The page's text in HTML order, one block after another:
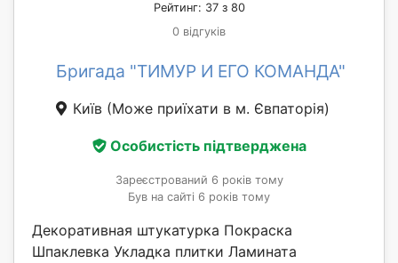
Рейтинг: 37 з 80
0 відгуків
Бригада "ТИМУР И ЕГО КОМАНДА"
Київ (Може приїхати в м. Євпаторія)
Особистість підтверджена
Зареєстрований 6 років тому
Був на сайті 6 років тому
Декоративная штукатурка Покраска
Шпаклевка Укладка плитки Ламината